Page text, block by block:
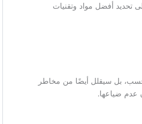
تحديد أفضل مواد وتقنيات
بل سيقلل أيضًا من مخاطر
عدم ضياعها.